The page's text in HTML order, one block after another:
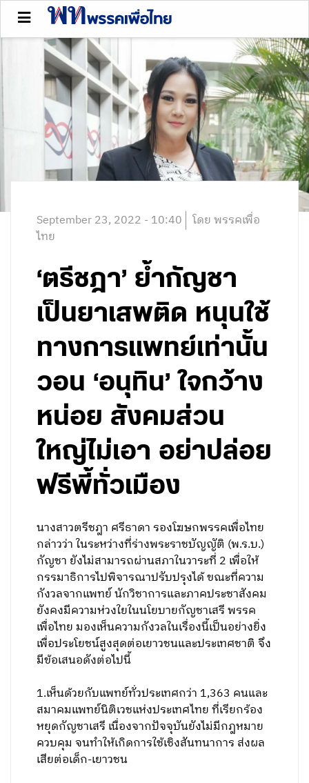
September 23, 2022 - 10:40 โดย พรรคเพื่อ
ไทย
‘ตรีชฎา’ ย้ำกัญชา
เป็นยาเสพติด หนุนใช้
ทางการแพทย์เท่านั้น
วอน ‘อนุทิน’ ใจกว้าง
หน่อย สังคมส่วน
ใหญ่ไม่เอา อย่าปล่อย
ฟรีพี้ทั่วเมือง
นางสาวตรีชฎา ศรีธาดา รองโฆษกพรรคเพื่อไทย
กล่าวว่า ในระหว่างที่ร่างพระราชบัญญัติ (พ.ร.บ.)
กัญชา ยังไม่สามารถผ่านสภาในวาระที่ 2 เพื่อให้
กรรมาธิการไปพิจารณาปรับปรุงได้ ขณะที่ความ
กังวลจากแพทย์ นักวิชาการและภาคประชาสังคม
ยังคงมีความห่วงใยในนโยบายกัญชาเสรี พรรค
เพื่อไทย มองเห็นความกังวลในเรื่องนี้เป็นอย่างยิ่ง
เพื่อประโยชน์สูงสุดต่อเยาวชนและประเทศชาติ จึง
มีข้อเสนอดังต่อไปนี้
1.เห็นด้วยกับแพทย์ทั่วประเทศกว่า 1,363 คนและ
สมาคมแพทย์นิติเวชแห่งประเทศไทย ที่เรียกร้อง
หยุดกัญชาเสรี เนื่องจากปัจจุบันยังไม่มีกฎหมาย
ควบคุม จนทำให้เกิดการใช้เชิงสันทนาการ ส่งผล
เสียต่อเด็ก-เยาวชน